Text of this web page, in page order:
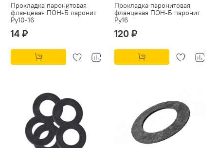
Прокладка паронитовая
фланцевая ПОН-Б паронит
Py10-16
14 ₽
Прокладка паронитовая
фланцевая ПОН-Б паронит
Py16
120 ₽